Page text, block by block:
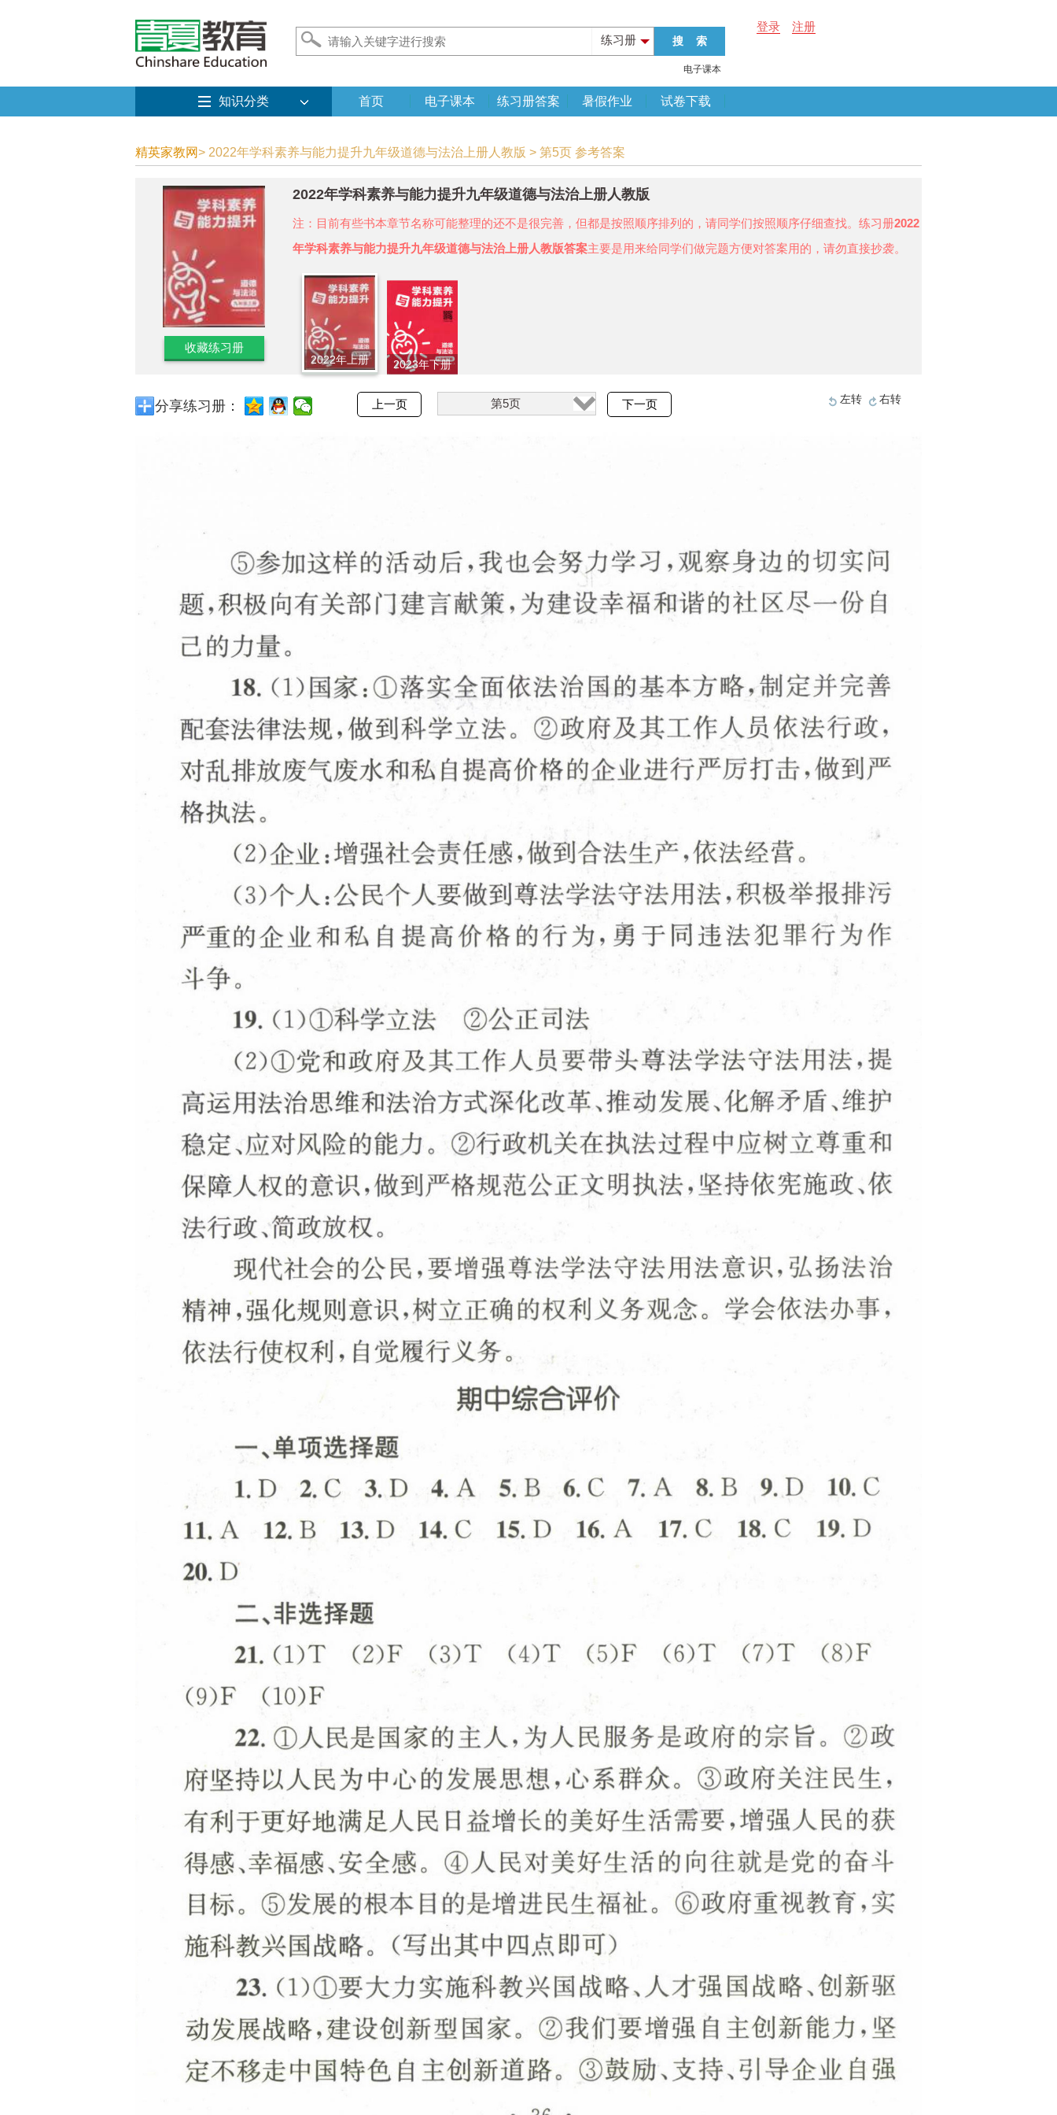
练习册
电子课本
登录 注册
知识分类 首页 电子课本 练习册答案 暑假作业 试卷下载
精英家教网> 2022年学科素养与能力提升九年级道德与法治上册人教版 > 第5页 参考答案
收藏练习册
2022年学科素养与能力提升九年级道德与法治上册人教版
注：目前有些书本章节名称可能整理的还不是很完善，但都是按照顺序排列的，请同学们按照顺序仔细查找。练习册2022
年学科素养与能力提升九年级道德与法治上册人教版答案主要是用来给同学们做完题方便对答案用的，请勿直接抄袭。
2022年上册 2023年下册
分享练习册： 上一页 第5页 下一页 左转 右转